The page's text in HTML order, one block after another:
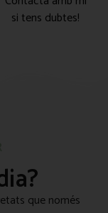
si tens dubtes!
que només